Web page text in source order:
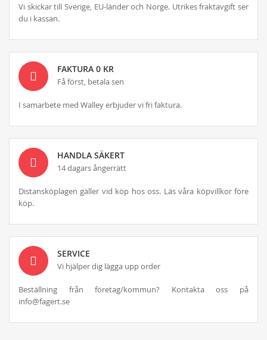
Vi skickar till Sverige, EU-länder och Norge. Utrikes fraktavgift ser
du i kassan.
FAKTURA 0 KR
Få först, betala sen
I samarbete med Walley erbjuder vi fri faktura.
HANDLA SÄKERT
14 dagars ångerrätt
Distansköplagen gäller vid köp hos oss. Läs våra köpvillkor före
köp.
SERVICE
Vi hjälper dig lägga upp order
Beställning från företag/kommun? Kontakta oss på
info@fagert.se